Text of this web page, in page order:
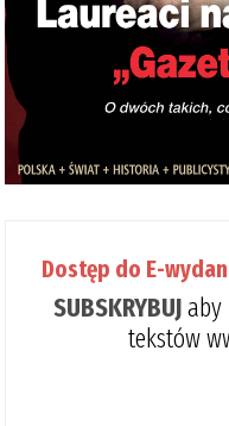
Dostęp do E-
SUBSKRYBUJaby
tekstów